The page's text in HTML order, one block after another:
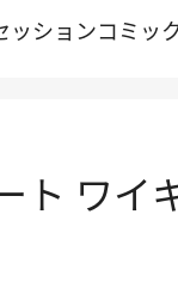
ッションコミッ
ト ワイ